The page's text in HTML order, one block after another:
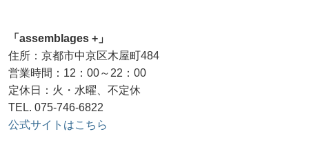
「assemblages +」
住所：京都市中京区木屋町484
営業時間：12：00～22：00
定休日：火・水曜、不定休
TEL. 075-746-6822
公式サイトはこちら